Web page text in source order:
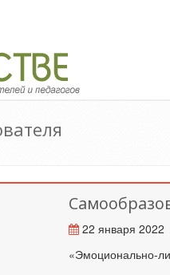
22 января 2022
«Эмоционально-